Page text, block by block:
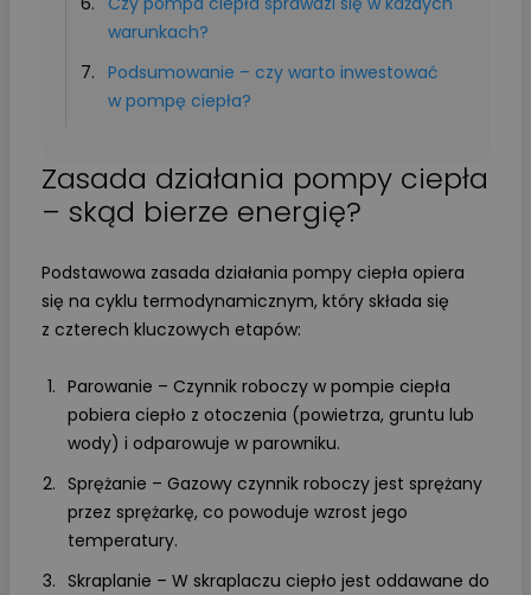
warunkach?
Podsumowanie – czy warto inwestować
w pompę ciepła?
Zasada działania pompy ciepła
– skąd bierze energię?
Podstawowa zasada działania pompy ciepła opiera
się na cyklu termodynamicznym, który składa się
z czterech kluczowych etapów:
Parowanie – Czynnik roboczy w pompie ciepła
pobiera ciepło z otoczenia (powietrza, gruntu lub
wody) i odparowuje w parowniku.
Sprężanie – Gazowy czynnik roboczy jest sprężany
przez sprężarkę, co powoduje wzrost jego
temperatury.
Skraplanie – W skraplaczu ciepło jest oddawane do